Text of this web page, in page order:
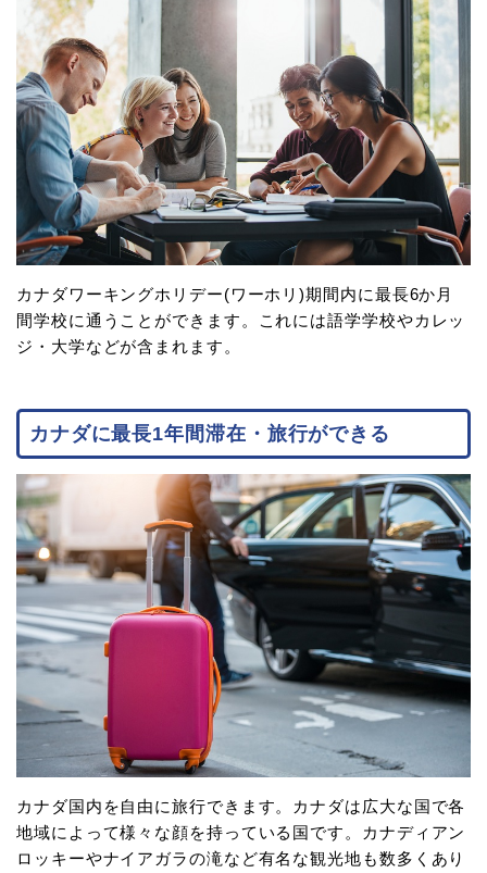
カナダワーキングホリデー(ワーホリ)期間内に最長6か月
間学校に通うことができます。これには語学学校やカレッ
ジ・大学などが含まれます。
カナダに最長1年間滞在・旅行ができる
カナダ国内を自由に旅行できます。カナダは広大な国で各
地域によって様々な顔を持っている国です。カナディアン
ロッキーやナイアガラの滝など有名な観光地も数多くあり